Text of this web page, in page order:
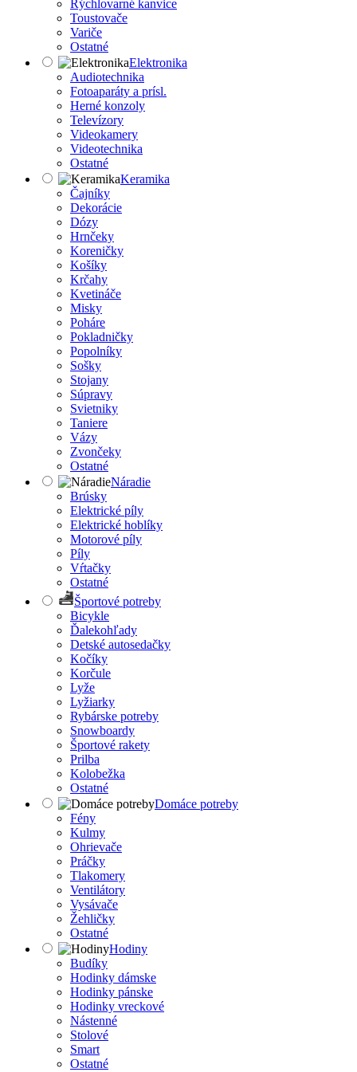
Rýchlovarné kanvice
Toustovače
Variče
Ostatné
Elektronika
Audiotechnika
Fotoaparáty a prísl.
Herné konzoly
Televízory
Videokamery
Videotechnika
Ostatné
Keramika
Čajníky
Dekorácie
Dózy
Hrnčeky
Koreničky
Košíky
Krčahy
Kvetináče
Misky
Poháre
Pokladničky
Popolníky
Sošky
Stojany
Súpravy
Svietniky
Taniere
Vázy
Zvončeky
Ostatné
Náradie
Brúsky
Elektrické píly
Elektrické hoblíky
Motorové píly
Píly
Vŕtačky
Ostatné
Športové potreby
Bicykle
Ďalekohľady
Detské autosedačky
Kočíky
Korčule
Lyže
Lyžiarky
Rybárske potreby
Snowboardy
Športové rakety
Prilba
Kolobežka
Ostatné
Domáce potreby
Fény
Kulmy
Ohrievače
Práčky
Tlakomery
Ventilátory
Vysávače
Žehličky
Ostatné
Hodiny
Budíky
Hodinky dámske
Hodinky pánske
Hodinky vreckové
Nástenné
Stolové
Smart
Ostatné